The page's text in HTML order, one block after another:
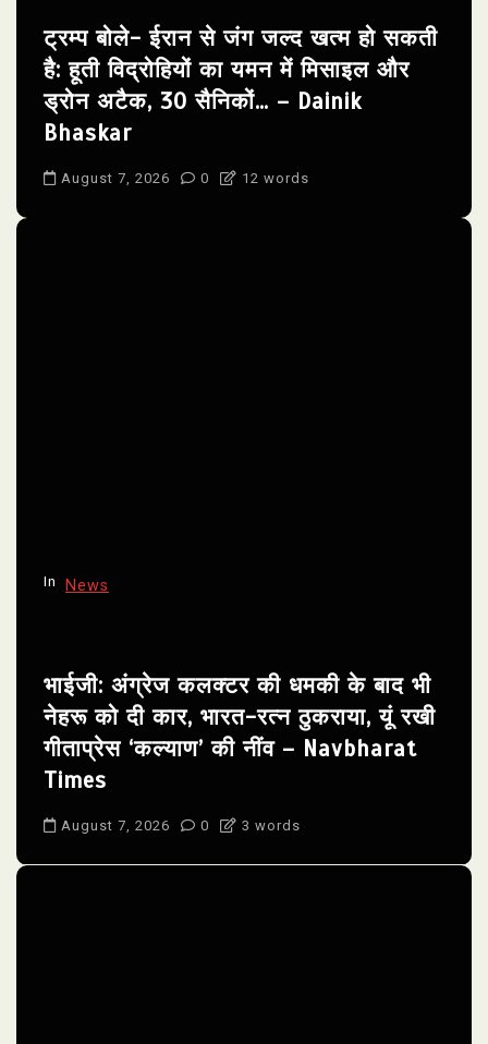
ट्रम्प बोले- ईरान से जंग जल्द खत्म हो सकती
है: हूती विद्रोहियों का यमन में मिसाइल और
ड्रोन अटैक, 30 सैनिकों… – Dainik
Bhaskar
August 7, 2026 0 12 words
In News
भाईजी: अंग्रेज कलक्टर की धमकी के बाद भी
नेहरू को दी कार, भारत-रत्न ठुकराया, यूं रखी
गीताप्रेस ‘कल्याण’ की नींव – Navbharat
Times
August 7, 2026 0 3 words